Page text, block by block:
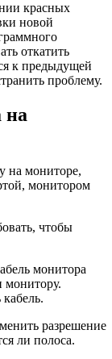
красных
новой
откатить
к предыдущей
проблему.
на
на мониторе,
монитором
чтобы
монитора
монитору.
разрешение
ли полоса.